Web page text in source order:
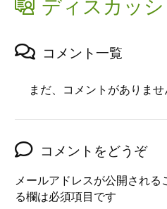
ディスカッ
コメント一覧
まだ、コメントがありませ
コメントをどうぞ
メールアドレスが公開される
る欄は必須項目です